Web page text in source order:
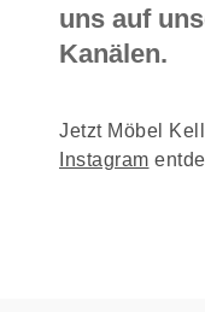
uns auf
Kanälen.
Jetzt Möbel
Instagram